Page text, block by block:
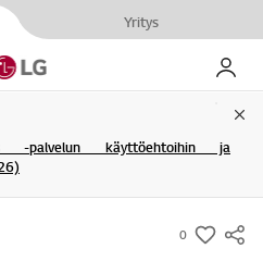
Yritys
My LG
-palvelun käyttöehtoihin ja
0
s